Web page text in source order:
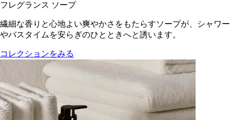
フレグランス ソープ
繊細な香りと心地よい爽やかさをもたらすソープが、シャワー
やバスタイムを安らぎのひとときへと誘います。
コレクションをみる